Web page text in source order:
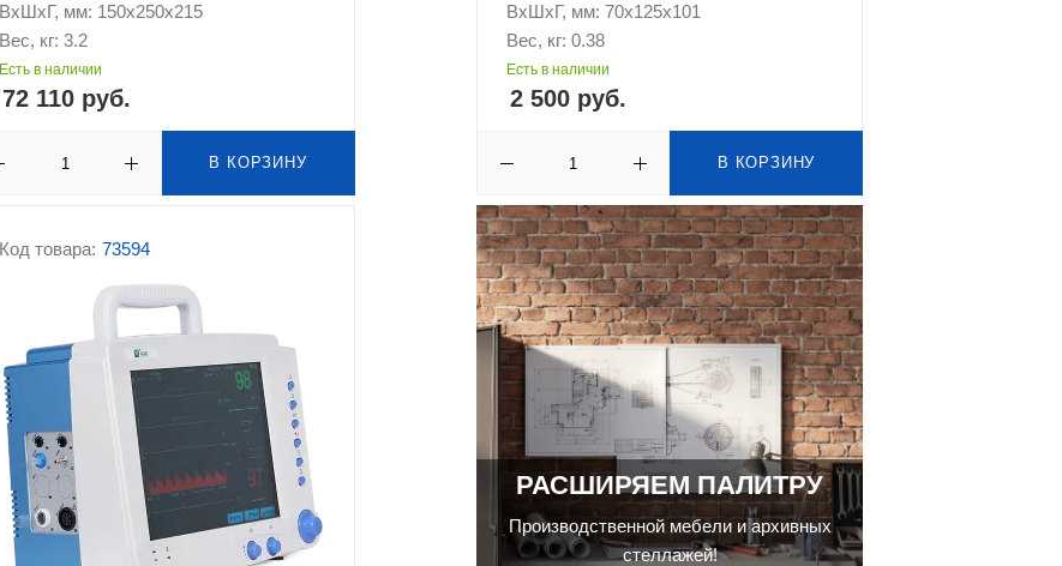
ВхШхГ, мм: 150х250х215
Вес, кг: 3.2
Есть в наличии
72 110 руб.
В КОРЗИНУ
ВхШхГ, мм: 70х125х101
Вес, кг: 0.38
Есть в наличии
2 500 руб.
В КОРЗИНУ
Код товара: 73594
РАСШИРЯЕМ ПАЛИТРУ
Производственной мебели и архивных
стеллажей!